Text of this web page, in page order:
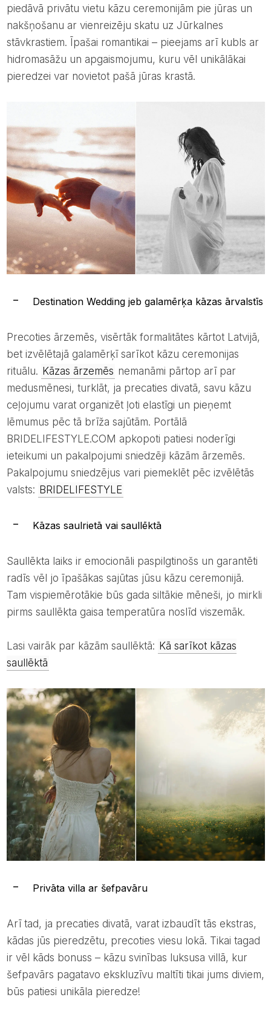
piedāvā privātu vietu kāzu ceremonijām pie jūras un
nakšņošanu ar vienreizēju skatu uz Jūrkalnes
stāvkrastiem. Īpašai romantikai – pieejams arī kubls ar
hidromasāžu un apgaismojumu, kuru vēl unikālākai
pieredzei var novietot pašā jūras krastā.
Destination Wedding jeb galamērķa kāzas ārvalstīs
Precoties ārzemēs, visērtāk formalitātes kārtot Latvijā,
bet izvēlētajā galamērķī sarīkot kāzu ceremonijas
rituālu. Kāzas ārzemēs nemanāmi pārtop arī par
medusmēnesi, turklāt, ja precaties divatā, savu kāzu
ceļojumu varat organizēt ļoti elastīgi un pieņemt
lēmumus pēc tā brīža sajūtām. Portālā
BRIDELIFESTYLE.COM apkopoti patiesi noderīgi
ieteikumi un pakalpojumi sniedzēji kāzām ārzemēs.
Pakalpojumu sniedzējus vari piemeklēt pēc izvēlētās
valsts: BRIDELIFESTYLE
Kāzas saulrietā vai saullēktā
Saullēkta laiks ir emocionāli paspilgtinošs un garantēti
radīs vēl jo īpašākas sajūtas jūsu kāzu ceremonijā.
Tam vispiemērotākie būs gada siltākie mēneši, jo mirkli
pirms saullēkta gaisa temperatūra noslīd viszemāk.
Lasi vairāk par kāzām saullēktā: Kā sarīkot kāzas
saullēktā
Privāta villa ar šefpavāru
Arī tad, ja precaties divatā, varat izbaudīt tās ekstras,
kādas jūs pieredzētu, precoties viesu lokā. Tikai tagad
ir vēl kāds bonuss – kāzu svinības luksusa villā, kur
šefpavārs pagatavo ekskluzīvu maltīti tikai jums diviem,
būs patiesi unikāla pieredze!